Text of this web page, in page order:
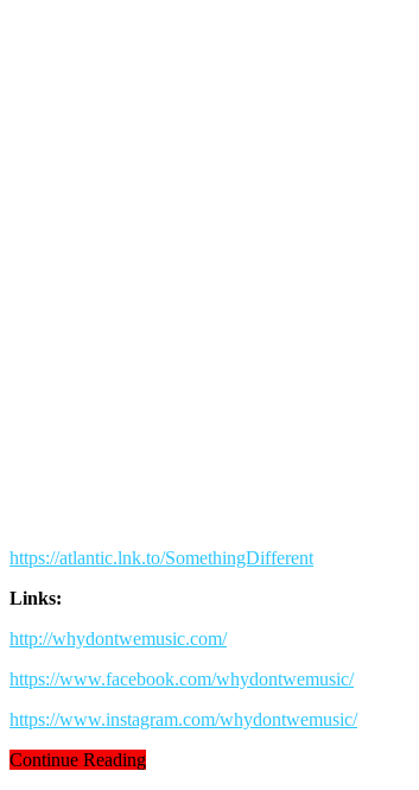
https://atlantic.lnk.to/SomethingDifferent
Links:
http://whydontwemusic.com/
https://www.facebook.com/whydontwemusic/
https://www.instagram.com/whydontwemusic/
Continue Reading